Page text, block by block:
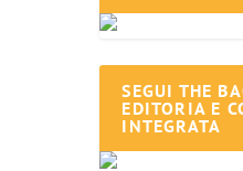
SEGUI THE
EDITORIA E
INTEGRATA